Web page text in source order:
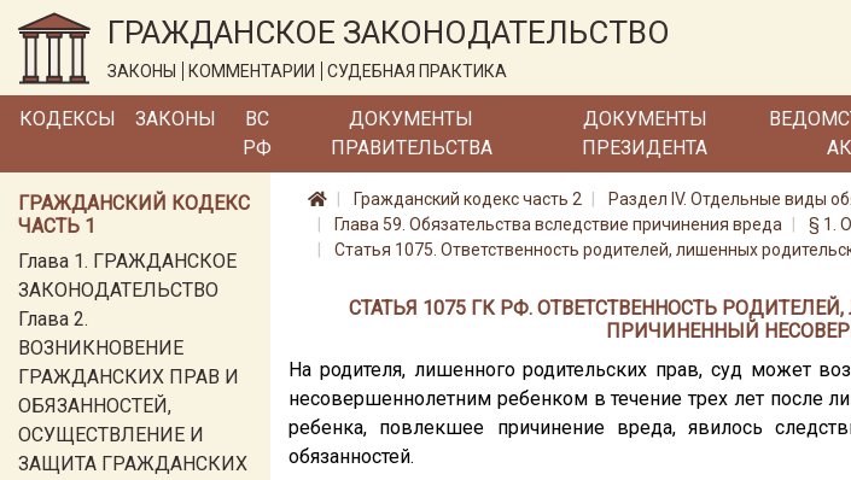
ГРАЖДАНСКОЕ ЗАКОНОДАТЕЛЬСТВО
ЗАКОНЫ КОММЕНТАРИИ СУДЕБНАЯ ПРАКТИКА
КОДЕКСЫ ЗАКОНЫ
ВС
РФ
ДОКУМЕНТЫ
ПРАВИТЕЛЬСТВА
ДОКУМЕНТЫ
ПРЕЗИДЕНТА
ГРАЖДАНСКИЙ КОДЕКС
ЧАСТЬ 1
Глава 1. ГРАЖДАНСКОЕ
ЗАКОНОДАТЕЛЬСТВО
Глава 2.
ВОЗНИКНОВЕНИЕ
ГРАЖДАНСКИХ ПРАВ И
ОБЯЗАННОСТЕЙ,
ОСУЩЕСТВЛЕНИЕ И
ЗАЩИТА ГРАЖДАНСКИХ
Гражданский кодекс часть 2
Раздел IV. Отдельные виды
Глава 59. Обязательства вследствие причинения вреда
§ 1.
Статья 1075. Ответственность родителей, лишенных
СТАТЬЯ 1075 ГК РФ. ОТВЕТСТВЕННОСТЬ
ПРИЧИНЕННЫЙ
На родителя, лишенного родительских прав, суд может
несовершеннолетним ребенком в течение трех лет после
ребенка, повлекшее причинение вреда, явилось
обязанностей.